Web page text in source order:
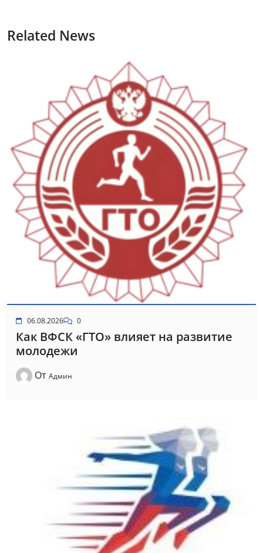
Related News
06.08.2026 0
Как ВФСК «ГТО» влияет на развитие
молодежи
От Админ